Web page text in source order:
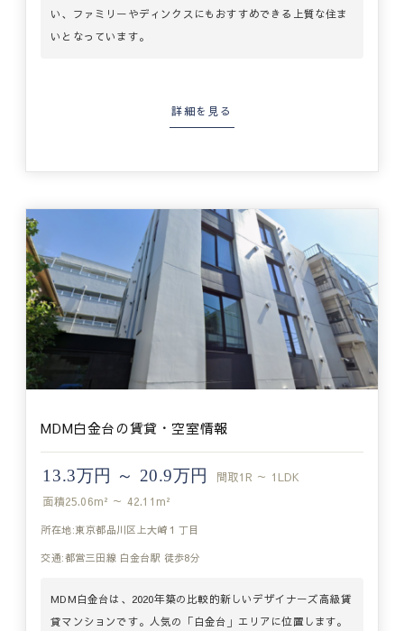
い、ファミリーやディンクスにもおすすめできる上質な住ま
いとなっています。
詳細を見る
MDM白金台の賃貸・空室情報
13.3万円 ～ 20.9万円 間取1R ～ 1LDK
面積25.06m² ～ 42.11m²
所在地:東京都品川区上大崎１丁目
交通:都営三田線 白金台駅 徒歩8分
MDM白金台は、2020年築の比較的新しいデザイナーズ高級賃
貸マンションです。人気の「白金台」エリアに位置します。